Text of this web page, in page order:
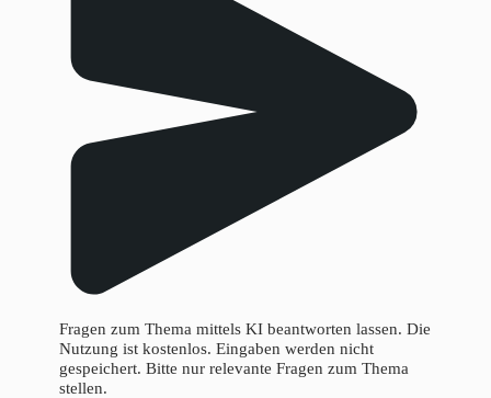
Fragen zum Thema mittels KI beantworten lassen. Die
Nutzung ist kostenlos. Eingaben werden nicht
gespeichert. Bitte nur relevante Fragen zum Thema
stellen.